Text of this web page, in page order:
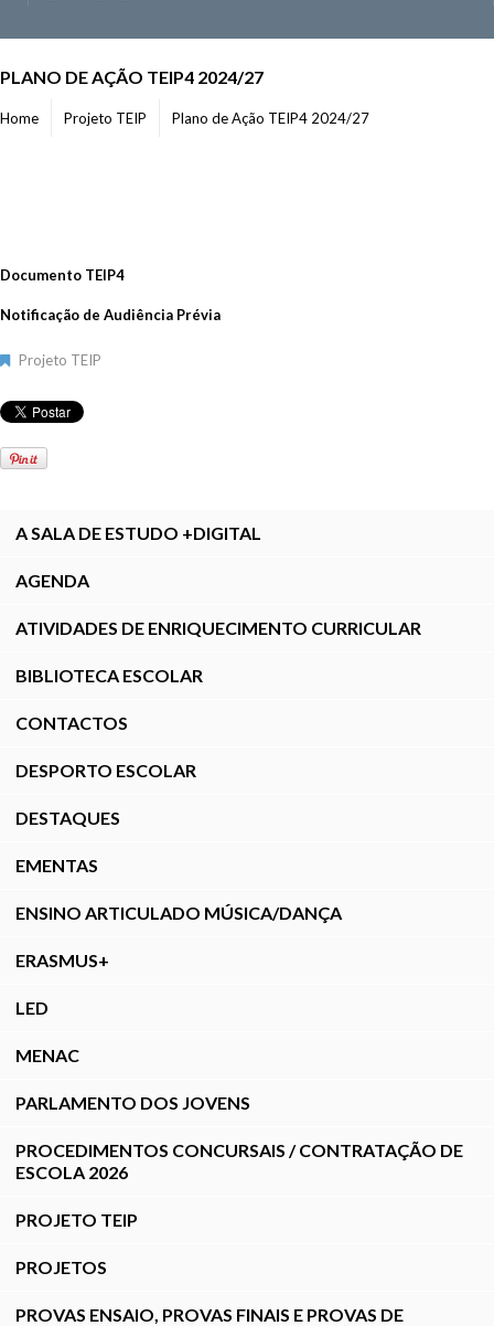
PLANO DE AÇÃO TEIP4 2024/27
Home Projeto TEIP Plano de Ação TEIP4 2024/27
Documento TEIP4
Notificação de Audiência Prévia
Projeto TEIP
A SALA DE ESTUDO +DIGITAL
AGENDA
ATIVIDADES DE ENRIQUECIMENTO CURRICULAR
BIBLIOTECA ESCOLAR
CONTACTOS
DESPORTO ESCOLAR
DESTAQUES
EMENTAS
ENSINO ARTICULADO MÚSICA/DANÇA
ERASMUS+
LED
MENAC
PARLAMENTO DOS JOVENS
PROCEDIMENTOS CONCURSAIS / CONTRATAÇÃO DE
ESCOLA 2026
PROJETO TEIP
PROJETOS
PROVAS ENSAIO, PROVAS FINAIS E PROVAS DE